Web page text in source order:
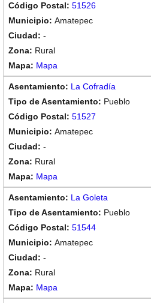
51526
Amatepec
-
Rural
Mapa
La Cofradía
Pueblo
51527
Amatepec
-
Rural
Mapa
La Goleta
Pueblo
51544
Amatepec
-
Rural
Mapa